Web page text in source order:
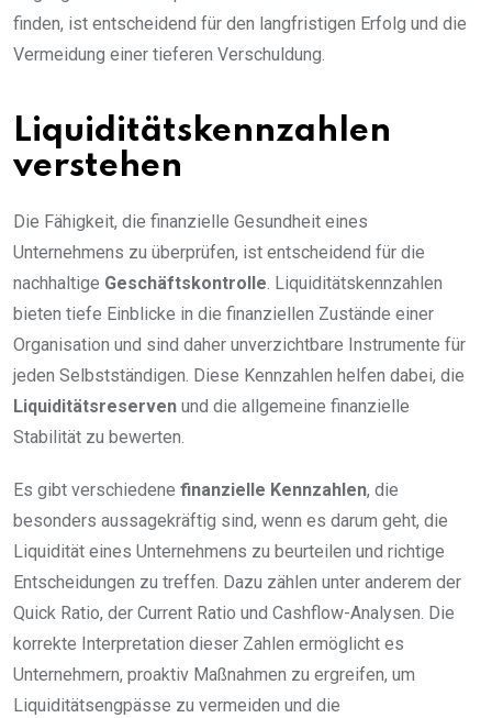
finden, ist entscheidend für den langfristigen Erfolg und die
Vermeidung einer tieferen Verschuldung.
Liquiditätskennzahlen
verstehen
Die Fähigkeit, die finanzielle Gesundheit eines
Unternehmens zu überprüfen, ist entscheidend für die
nachhaltige Geschäftskontrolle. Liquiditätskennzahlen
bieten tiefe Einblicke in die finanziellen Zustände einer
Organisation und sind daher unverzichtbare Instrumente für
jeden Selbstständigen. Diese Kennzahlen helfen dabei, die
Liquiditätsreserven und die allgemeine finanzielle
Stabilität zu bewerten.
Es gibt verschiedene finanzielle Kennzahlen, die
besonders aussagekräftig sind, wenn es darum geht, die
Liquidität eines Unternehmens zu beurteilen und richtige
Entscheidungen zu treffen. Dazu zählen unter anderem der
Quick Ratio, der Current Ratio und Cashflow-Analysen. Die
korrekte Interpretation dieser Zahlen ermöglicht es
Unternehmern, proaktiv Maßnahmen zu ergreifen, um
Liquiditätsengpässe zu vermeiden und die